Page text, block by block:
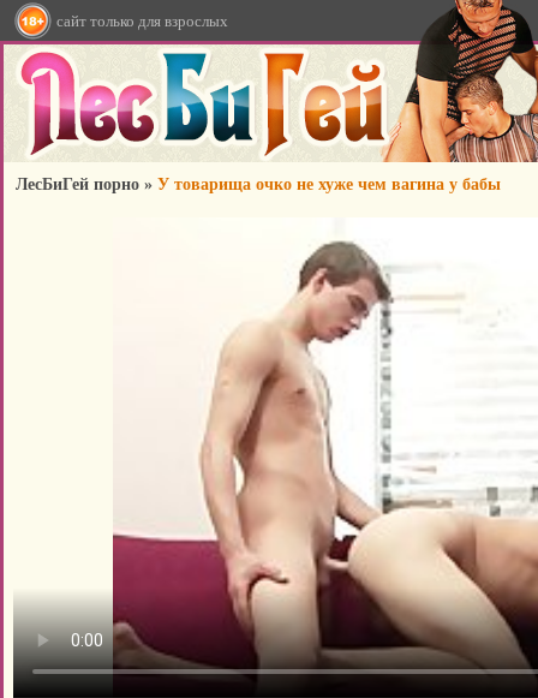
сайт только для взрослых
ЛесБиГей порно » У товарища очко не хуже чем вагина у бабы